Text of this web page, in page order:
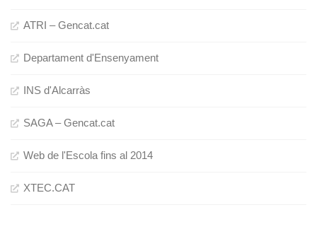
ATRI – Gencat.cat
Departament d'Ensenyament
INS d'Alcarràs
SAGA – Gencat.cat
Web de l'Escola fins al 2014
XTEC.CAT